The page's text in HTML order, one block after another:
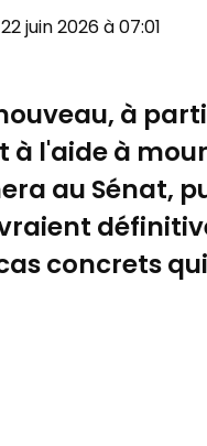
juin 2026 à 07:01
à
l'aide à
au Sénat,
concrets